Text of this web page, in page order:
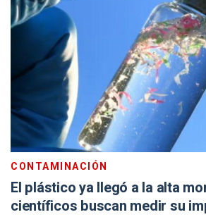
CONTAMINACIÓN
El plástico ya llegó a la alta
científicos buscan medir su